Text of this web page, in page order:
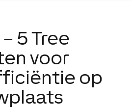
5 Tree
voor
op